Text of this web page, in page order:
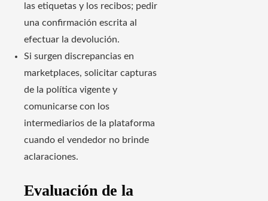
las etiquetas y los recibos; pedir
una confirmación escrita al
efectuar la devolución.
Si surgen discrepancias en
marketplaces, solicitar capturas
de la política vigente y
comunicarse con los
intermediarios de la plataforma
cuando el vendedor no brinde
aclaraciones.
Evaluación de la